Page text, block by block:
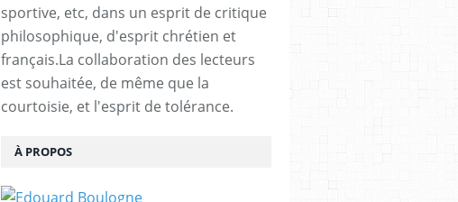
sportive, etc, dans un esprit de critique
philosophique, d'esprit chrétien et
français.La collaboration des lecteurs
est souhaitée, de même que la
courtoisie, et l'esprit de tolérance.
À PROPOS